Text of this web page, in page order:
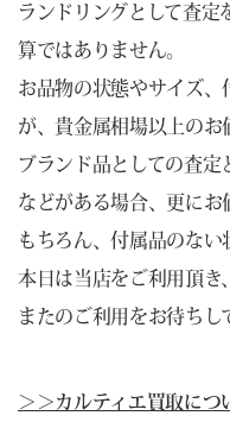
ランドリングとして査
算ではありません。
お品物の状態やサイズ
が、貴金属相場以上のお
ブランド品としての査定
などがある場合、更にお
もちろん、付属品のな
本日は当店をご利用頂き
またのご利用をお待ちし
＞＞カルティエ買取につ